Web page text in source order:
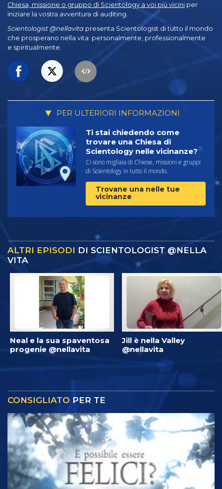
Chiesa, missione o gruppo di Scientology a voi più vicini per
iniziare la vostra avventura di auditing.
Scientologist @nellavita presenta Scientologist di tutto il mondo
che prosperano nella vita: personalmente, professionalmente
e spiritualmente.
PER ULTERIORI INFORMAZIONI
Ti stai chiedendo come
trovare una Chiesa di
Scientology nelle vicinanze?
Ci sono migliaia di Chiese, missioni e gruppi
di Scientology in tutto il mondo.
Trovane una nelle tue
vicinanze
ALTRI EPISODI DI SCIENTOLOGIST @NELLA
VITA
Neal e la sua spaventosa
progenie @nellavita
Jill è nella Valley
@nellavita
CONSIGLIATO PER TE